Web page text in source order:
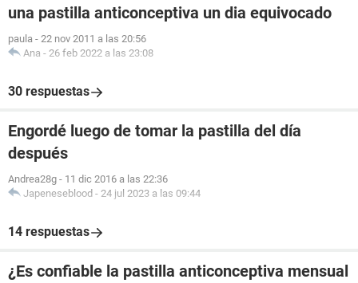
una pastilla anticonceptiva un dia equivocado
paula - 22 nov 2011 a las 20:56
Ana - 26 feb 2022 a las 23:08
30 respuestas
Engordé luego de tomar la pastilla del día
después
Andrea28g - 11 dic 2016 a las 22:36
Japeneseblood - 24 jul 2023 a las 09:44
14 respuestas
¿Es confiable la pastilla anticonceptiva mensual